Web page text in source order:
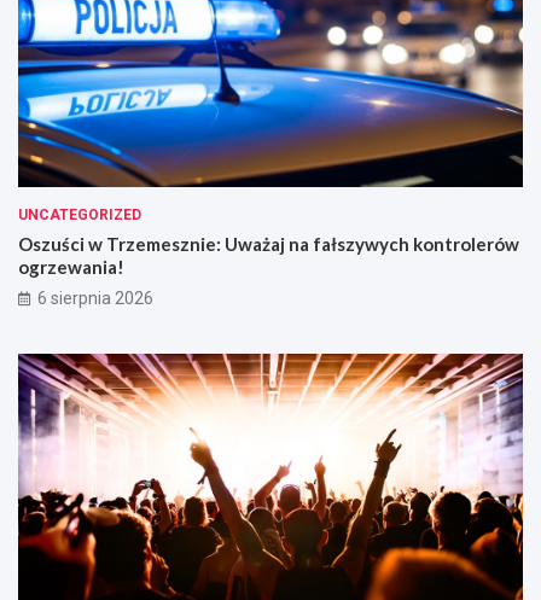
UNCATEGORIZED
Oszuści w Trzemesznie: Uważaj na fałszywych kontrolerów
ogrzewania!
6 sierpnia 2026